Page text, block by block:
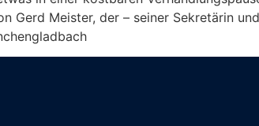
Gerd Meister, der – seiner Sekretärin